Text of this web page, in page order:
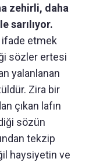
zehirli, daha
sarılıyor.
ifade etmek
sözler ertesi
yalanlanan
Zira bir
çıkan lafın
sözün
tekzip
haysiyetin ve